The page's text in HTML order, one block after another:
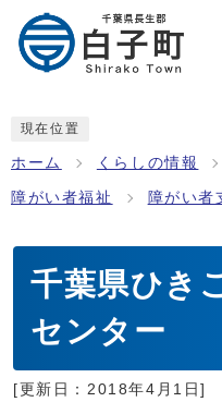
現在位置
ホーム くらしの情報
障がい者福祉 障がい者
千葉県ひき
センター
[更新日： 2018年4月1日]